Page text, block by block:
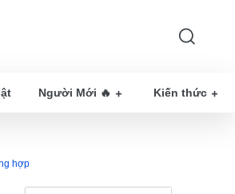
Người Mới 🔥 Kiến thức
hợp